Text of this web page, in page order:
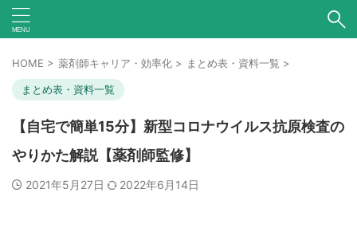
HOME > 薬剤師キャリア・効率化 > まとめ表・資料一覧 >
まとめ表・資料一覧
【自宅で簡単15分】新型コロナウイルス抗原検査の
やりかた解説【薬剤師監修】
2021年5月27日 2022年6月14日